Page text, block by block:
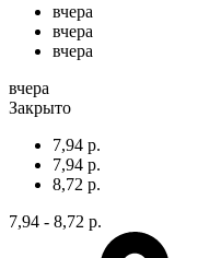
вчера
вчера
вчера
вчера
Закрыто
7,94 р.
7,94 р.
8,72 р.
7,94 - 8,72 р.